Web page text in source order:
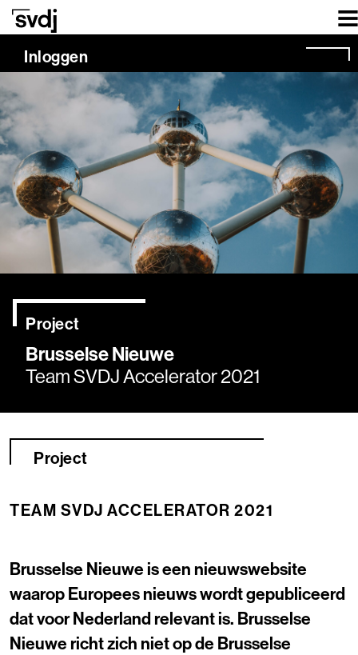
Naar hoofdinhoud
Inloggen
Brusselse Nieuwe
Team SVDJ Accelerator 2021
Project
Project
TEAM SVDJ ACCELERATOR 2021
Brusselse Nieuwe is een nieuwswebsite
waarop Europees nieuws wordt gepubliceerd
dat voor Nederland relevant is. Brusselse
Nieuwe richt zich niet op de Brusselse